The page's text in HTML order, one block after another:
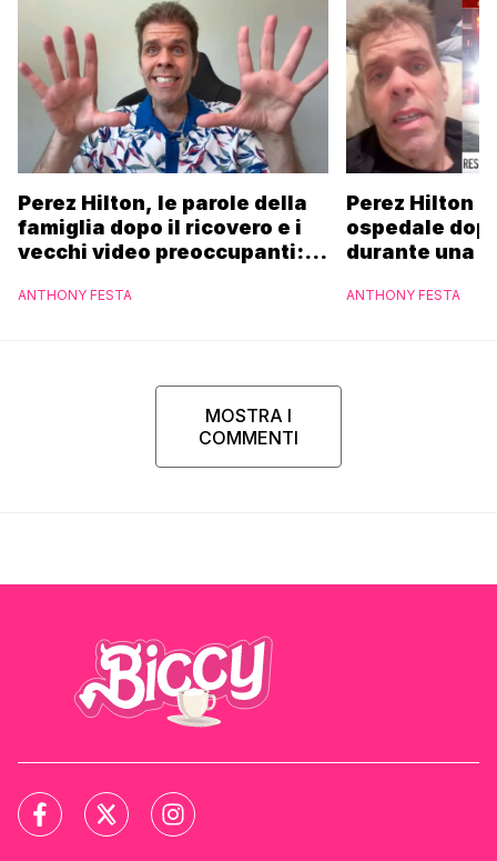
Perez Hilton, le parole della
famiglia dopo il ricovero e i
vecchi video preoccupanti:
ANTHONY FESTA
Perez Hilton
ospedale
durante una
ANTHONY FESTA
MOSTRA I
COMMENTI